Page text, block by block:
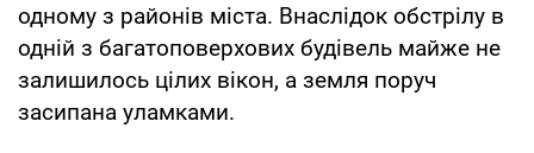
одному з районів міста. Внаслідок обстрілу в
одній з багатоповерхових будівель майже не
залишилось цілих вікон, а земля поруч
засипана уламками.